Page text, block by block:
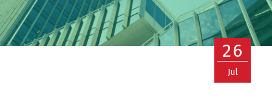
26
Jul